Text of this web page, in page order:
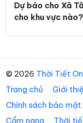
Xã Long Hòa
Xã Lương Phú
Xã Mỏ Cày
Xã Mỹ Long
Dự báo cho Xã
cho khu vực nào?
© 2026 Thời Tiết
Trang chủ
Giới
Chính sách bảo mật
Cẩm nang
Thời